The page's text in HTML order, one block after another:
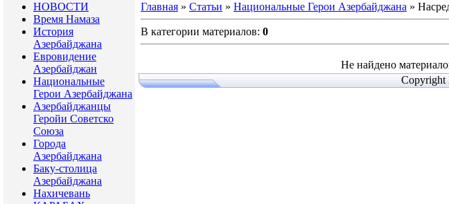
НОВОСТИ
Время Намаза
История
Азербайджана
Евровидение
Азербайджан
Национальные
Герои Азербайджана
Азербайджанцы
Геройи Советско
Союза
Города
Азербайджана
Баку-столица
Азербайджана
Нахичевань
Главная » Статьи » Национальные Герои Азербайджана »
В категории материалов: 0
Не найдено